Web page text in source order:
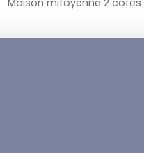
Maison mitoyenne 2